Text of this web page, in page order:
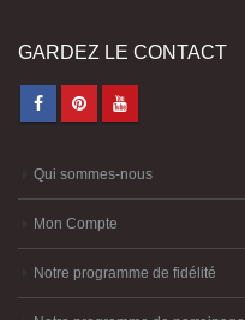
GARDEZ LE CONTACT
Qui sommes-nous
Mon Compte
Notre programme de fidélité